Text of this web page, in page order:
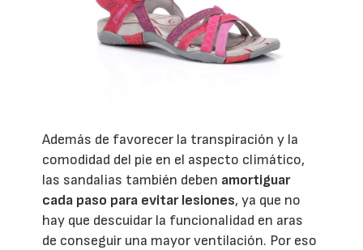
Además de favorecer la transpiración y la
comodidad del pie en el aspecto climático,
las sandalias también deben amortiguar
cada paso para evitar lesiones, ya que no
hay que descuidar la funcionalidad en aras
de conseguir una mayor ventilación. Por eso